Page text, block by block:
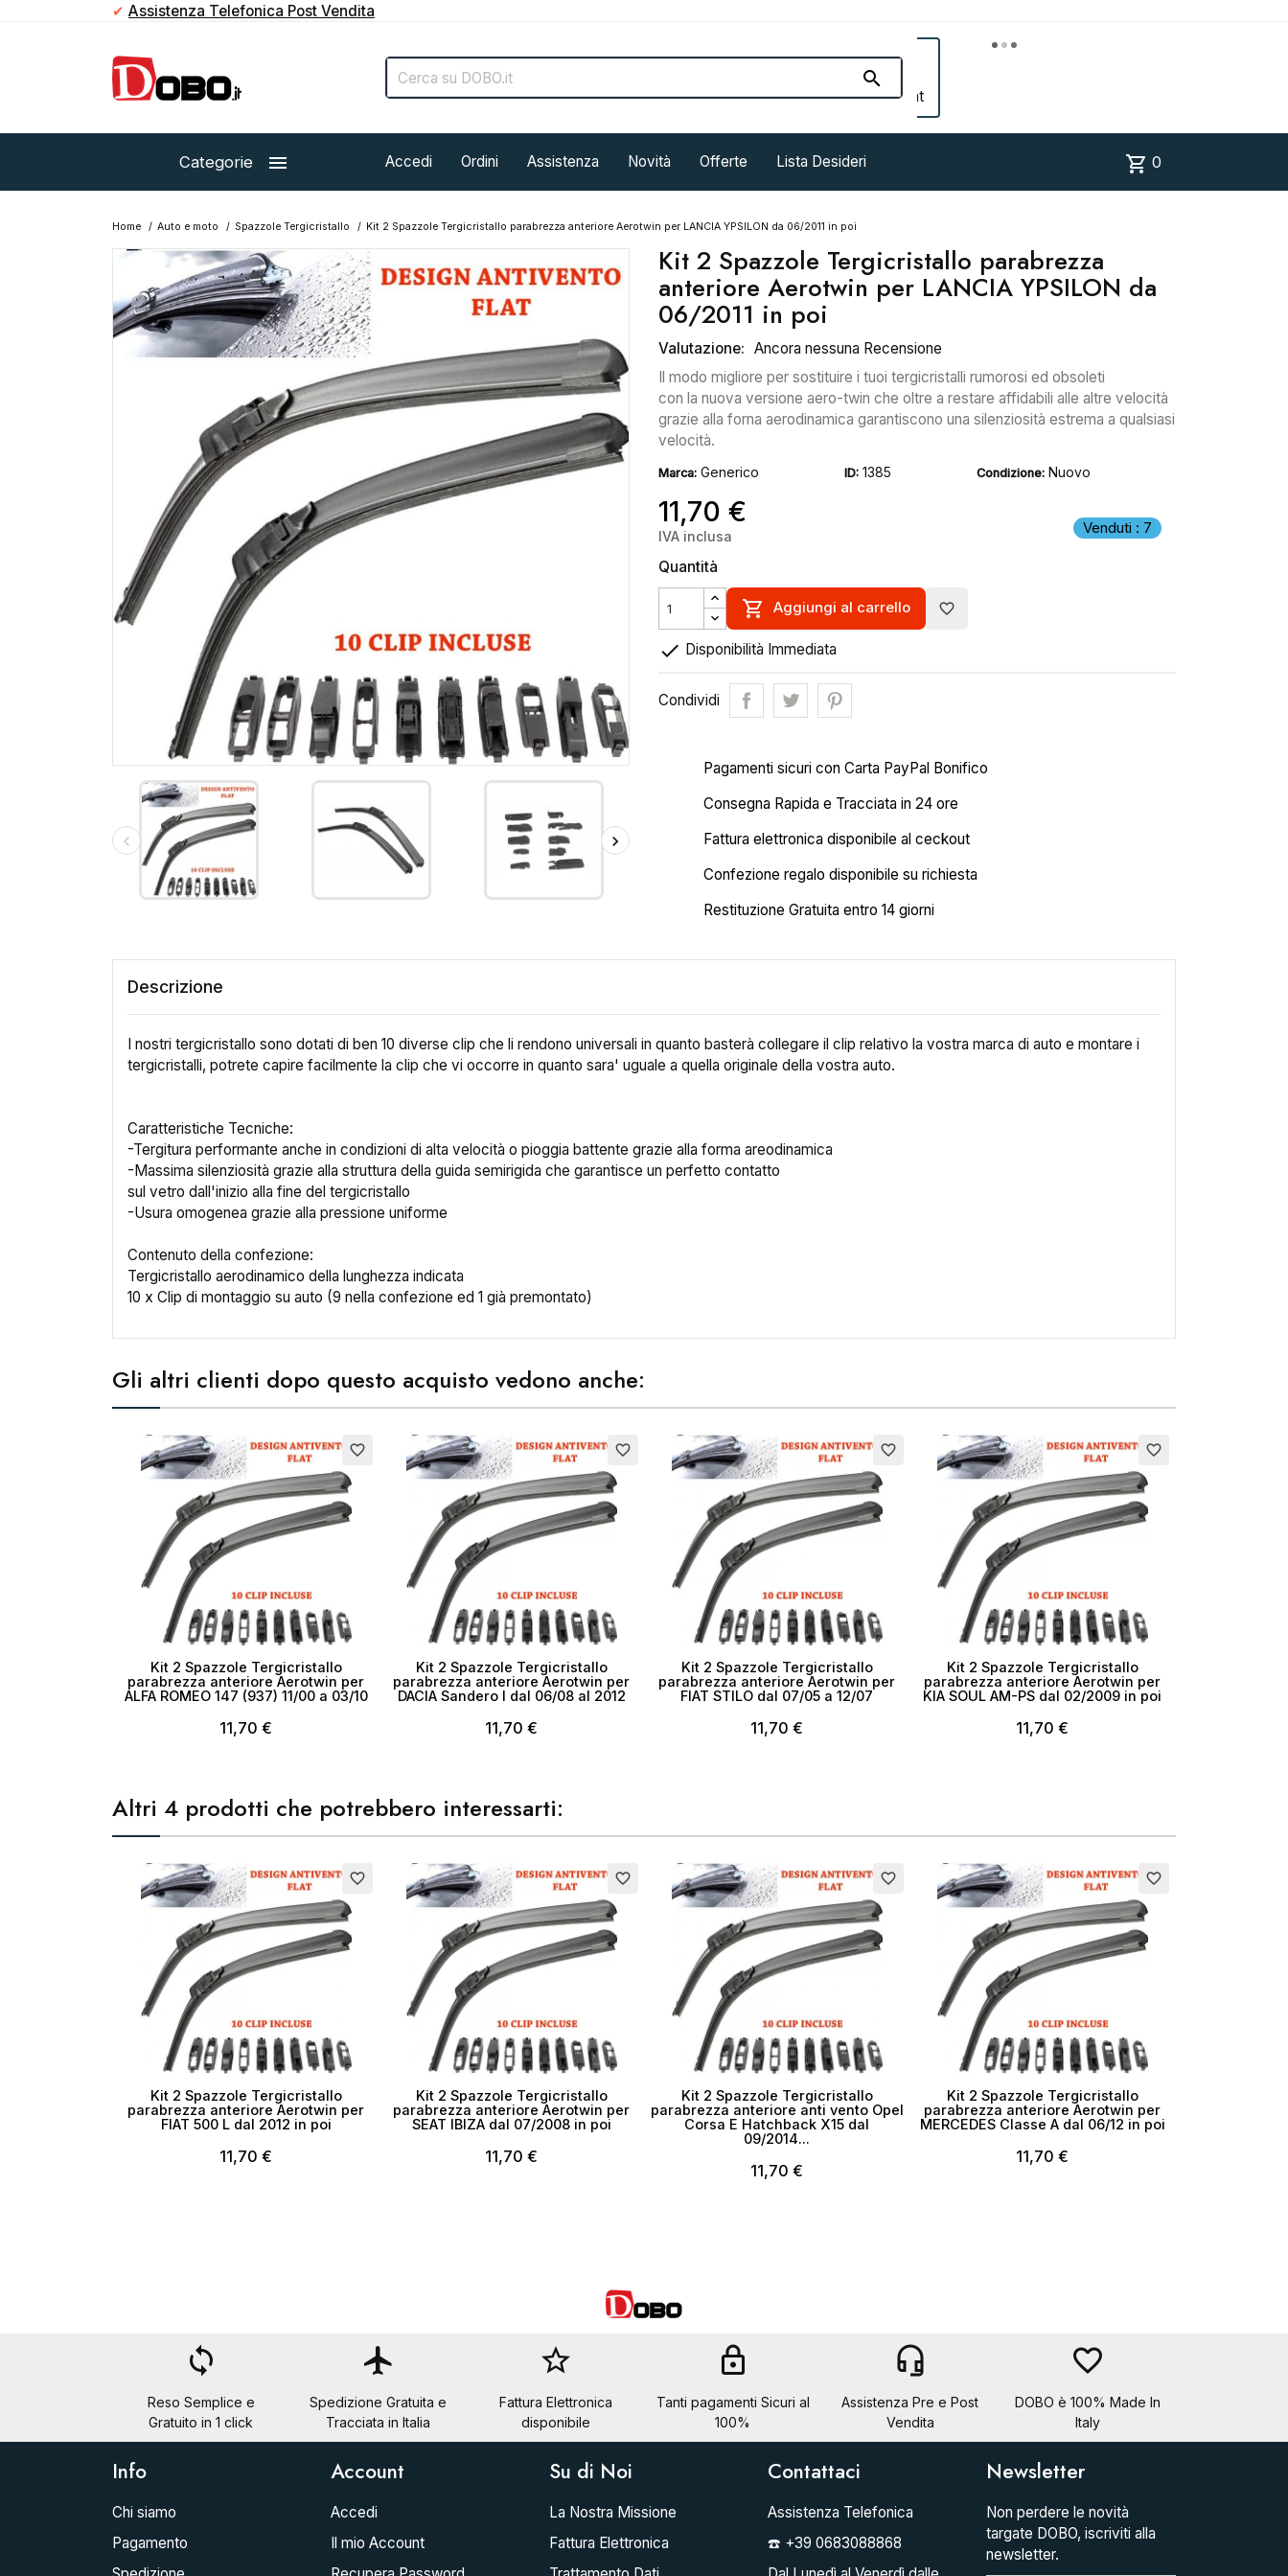
✔ Paga in contanti direttamente al corriere


Account
Categorie  Accedi Ordini Assistenza Novità Offerte Lista Desideri shopping_cart 0
Home Auto e moto Spazzole Tergicristallo Kit 2 Spazzole Tergicristallo parabrezza anteriore Aerotwin per LANCIA YPSILON da 06/2011 in poi
Kit 2 Spazzole Tergicristallo parabrezza
anteriore Aerotwin per LANCIA YPSILON da
06/2011 in poi
Valutazione: Ancora nessuna Recensione
Il modo migliore per sostituire i tuoi tergicristalli rumorosi ed obsoleti
con la nuova versione aero-twin che oltre a restare affidabili alle altre velocità
grazie alla forna aerodinamica garantiscono una silenziosità estrema a qualsiasi
velocità.
Marca: Generico ID: 1385 Condizione: Nuovo
11,70 € Venduti : 7
IVA inclusa
Quantità
 Aggiungi al carrello favorite_border
 Disponibilità Immediata
Condividi
Pagamenti sicuri con Carta PayPal Bonifico
Consegna Rapida e Tracciata in 24 ore
Fattura elettronica disponibile al ceckout
Confezione regalo disponibile su richiesta
Restituzione Gratuita entro 14 giorni
Descrizione
I nostri tergicristallo sono dotati di ben 10 diverse clip che li rendono universali in quanto basterà collegare il clip relativo la vostra marca di auto e montare i
tergicristalli, potrete capire facilmente la clip che vi occorre in quanto sara' uguale a quella originale della vostra auto.
Caratteristiche Tecniche:
-Tergitura performante anche in condizioni di alta velocità o pioggia battente grazie alla forma areodinamica
-Massima silenziosità grazie alla struttura della guida semirigida che garantisce un perfetto contatto
sul vetro dall'inizio alla fine del tergicristallo
-Usura omogenea grazie alla pressione uniforme
Contenuto della confezione:
Tergicristallo aerodinamico della lunghezza indicata
10 x Clip di montaggio su auto (9 nella confezione ed 1 già premontato)
Gli altri clienti dopo questo acquisto vedono anche:
favorite_border
Kit 2 Spazzole Tergicristallo
parabrezza anteriore Aerotwin per
ALFA ROMEO 147 (937) 11/00 a 03/10
11,70 €
favorite_border
Kit 2 Spazzole Tergicristallo
parabrezza anteriore Aerotwin per
DACIA Sandero I dal 06/08 al 2012
11,70 €
favorite_border
Kit 2 Spazzole Tergicristallo
parabrezza anteriore Aerotwin per
FIAT STILO dal 07/05 a 12/07
11,70 €
favorite_border
Kit 2 Spazzole Tergicristallo
parabrezza anteriore Aerotwin per
KIA SOUL AM-PS dal 02/2009 in poi
11,70 €
Altri 4 prodotti che potrebbero interessarti:
favorite_border
Kit 2 Spazzole Tergicristallo
parabrezza anteriore Aerotwin per
FIAT 500 L dal 2012 in poi
11,70 €
favorite_border
Kit 2 Spazzole Tergicristallo
parabrezza anteriore Aerotwin per
SEAT IBIZA dal 07/2008 in poi
11,70 €
favorite_border
Kit 2 Spazzole Tergicristallo
parabrezza anteriore anti vento Opel
Corsa E Hatchback X15 dal
09/2014...
11,70 €
favorite_border
Kit 2 Spazzole Tergicristallo
parabrezza anteriore Aerotwin per
MERCEDES Classe A dal 06/12 in poi
11,70 €
loop
Reso Semplice e
Gratuito in 1 click
flight
Spedizione Gratuita e
Tracciata in Italia
star_border
Fattura Elettronica
disponibile
lock
Tanti pagamenti Sicuri al
100%
headset_mic
Assistenza Pre e Post
Vendita
favorite_border
DOBO è 100% Made In
Italy
Info
Chi siamo
Pagamento
Account
Accedi
Il mio Account
Su di Noi
La Nostra Missione
Fattura Elettronica
Contattaci
Assistenza Telefonica
☎️ +39 0683088868
Newsletter
Non perdere le novità
targate DOBO, iscriviti alla
newsletter.
Crea lista dei desideri